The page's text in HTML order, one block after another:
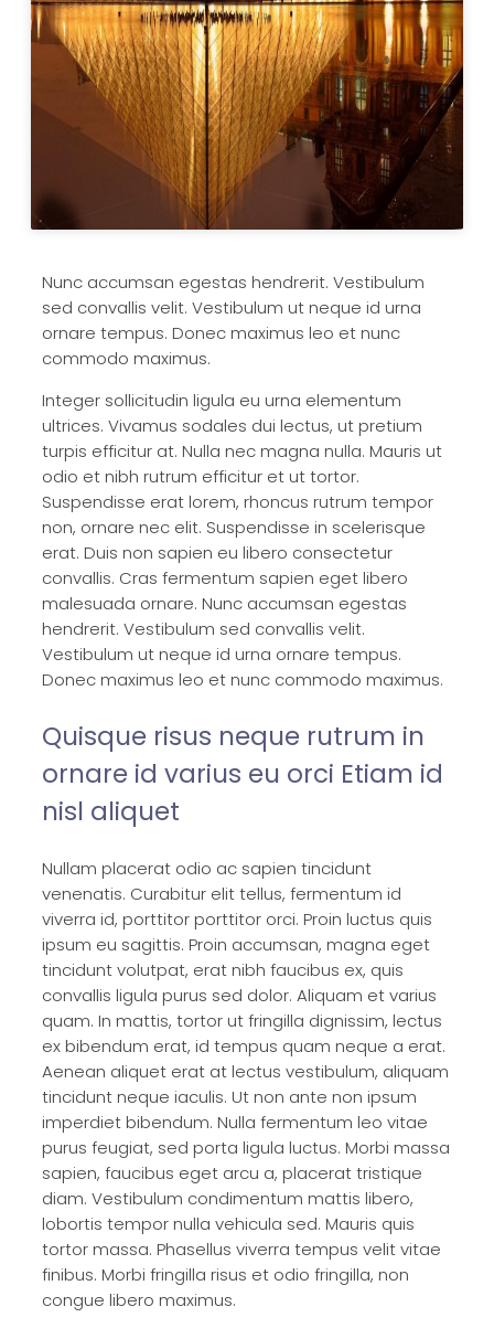
Nunc accumsan egestas hendrerit. Vestibulum
sed convallis velit. Vestibulum ut neque id urna
ornare tempus. Donec maximus leo et nunc
commodo maximus.
Integer sollicitudin ligula eu urna elementum
ultrices. Vivamus sodales dui lectus, ut pretium
turpis efficitur at. Nulla nec magna nulla. Mauris ut
odio et nibh rutrum efficitur et ut tortor.
Suspendisse erat lorem, rhoncus rutrum tempor
non, ornare nec elit. Suspendisse in scelerisque
erat. Duis non sapien eu libero consectetur
convallis. Cras fermentum sapien eget libero
malesuada ornare. Nunc accumsan egestas
hendrerit. Vestibulum sed convallis velit.
Vestibulum ut neque id urna ornare tempus.
Donec maximus leo et nunc commodo maximus.
Quisque risus neque rutrum in
ornare id varius eu orci Etiam id
nisl aliquet
Nullam placerat odio ac sapien tincidunt
venenatis. Curabitur elit tellus, fermentum id
viverra id, porttitor porttitor orci. Proin luctus quis
ipsum eu sagittis. Proin accumsan, magna eget
tincidunt volutpat, erat nibh faucibus ex, quis
convallis ligula purus sed dolor. Aliquam et varius
quam. In mattis, tortor ut fringilla dignissim, lectus
ex bibendum erat, id tempus quam neque a erat.
Aenean aliquet erat at lectus vestibulum, aliquam
tincidunt neque iaculis. Ut non ante non ipsum
imperdiet bibendum. Nulla fermentum leo vitae
purus feugiat, sed porta ligula luctus. Morbi massa
sapien, faucibus eget arcu a, placerat tristique
diam. Vestibulum condimentum mattis libero,
lobortis tempor nulla vehicula sed. Mauris quis
tortor massa. Phasellus viverra tempus velit vitae
finibus. Morbi fringilla risus et odio fringilla, non
congue libero maximus.